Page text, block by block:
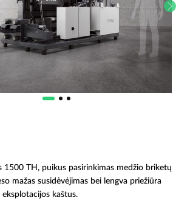
1500 TH, puikus pasirinkimas medžio briketų
mažas susidėvėjimas bei lengva priežiūra
kaštus.